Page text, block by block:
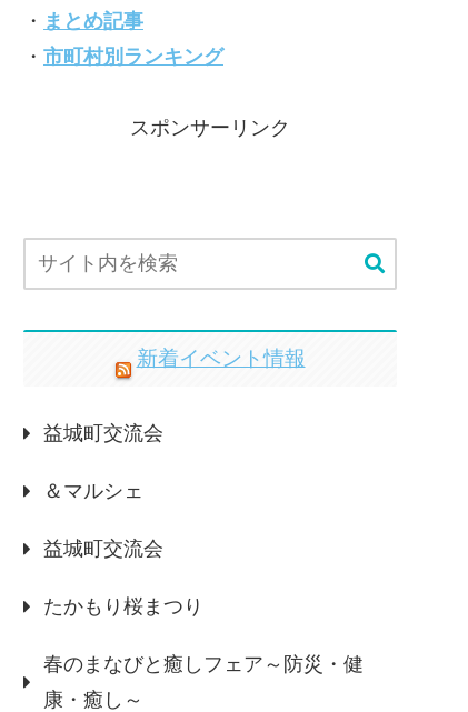
・ まとめ記事
・ 市町村別ランキング
スポンサーリンク
新着イベント情報
益城町交流会
＆マルシェ
益城町交流会
たかもり桜まつり
春のまなびと癒しフェア～防災・健
康・癒し～